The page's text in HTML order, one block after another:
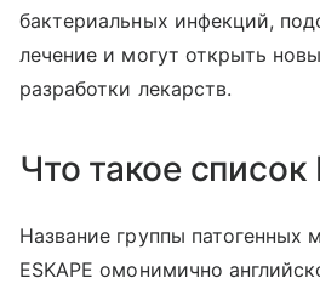
бактериальных инфекций,
лечение и могут открыть
разработки лекарств.
Что такое список
Название группы патогенных
ESKAPE омонимично